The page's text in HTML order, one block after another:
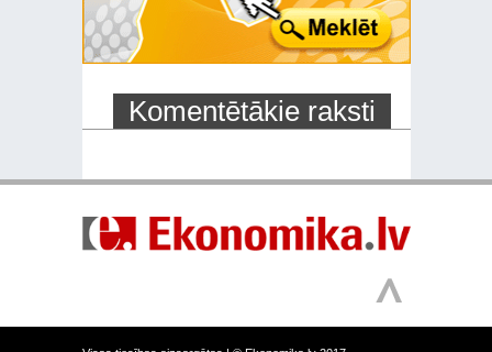
Komentētākie raksti